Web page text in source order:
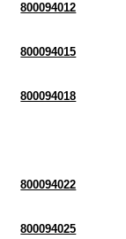
800094012
800094015
800094018
800094022
800094025